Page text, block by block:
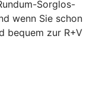
Sorglos-
wenn Sie schon
bequem zur R+V